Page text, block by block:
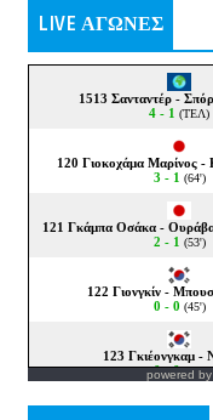
LIVE ΑΓΩΝΕΣ
powered by